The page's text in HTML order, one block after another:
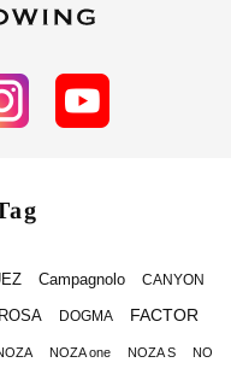
Campagnolo CANYON
DOGMA FACTOR
NOZA one NOZA S NO